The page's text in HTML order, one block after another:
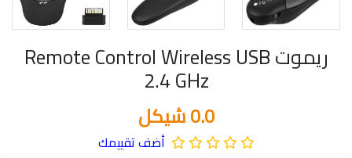
ريموت Remote Control Wireless USB
2.4 GHz
0.0 شيكل
أضف تقييمك